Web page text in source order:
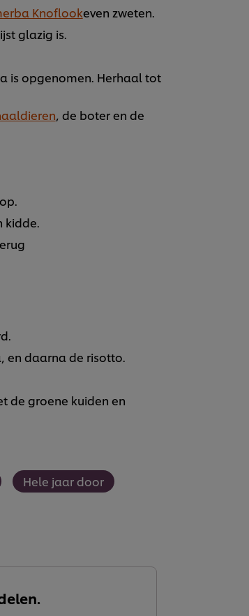
Knoflookeven zweten.
glazig is.
is opgenomen. Herhaal tot
, de boter en de
kidde.
en daarna de risotto.
de groene kuiden en
Hele jaar door